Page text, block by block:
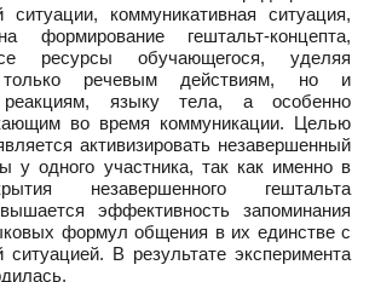
ситуации, коммуникативная ситуация,
формирование гештальт-концепта,
ресурсы обучающегося, уделяя
речевым действиям, но и
реакциям, языку тела, а особенно
во время коммуникации. Целью
активизировать незавершенный
у одного участника, так как именно в
незавершенного гештальта
эффективность запоминания
формул общения в их единстве с
ситуацией. В результате эксперимента